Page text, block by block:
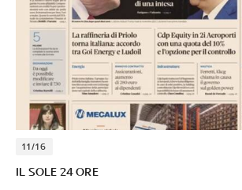
11/16
IL SOLE 24 ORE